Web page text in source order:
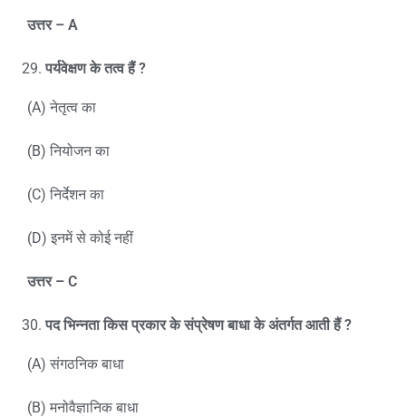
उत्तर – A
पर्यवेक्षण के तत्व हैं ?
(A) नेतृत्व का
(B) नियोजन का
(C) निर्देशन का
(D) इनमें से कोई नहीं
उत्तर – C
पद भिन्नता किस प्रकार के संप्रेषण बाधा के अंतर्गत आती हैं ?
(A) संगठनिक बाधा
(B) मनोवैज्ञानिक बाधा